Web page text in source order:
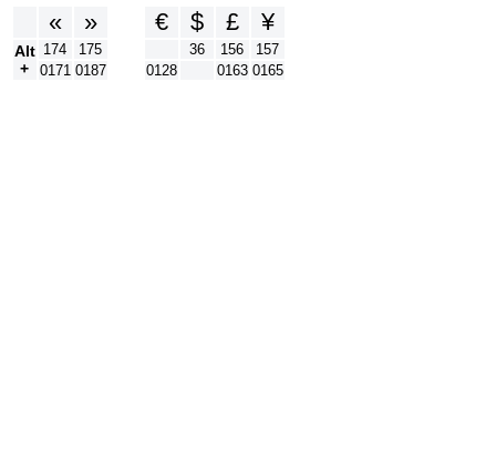
« » € $ £ ¥
Alt
+
174 175 36 156
157
0171 0187 0128 0163 0165